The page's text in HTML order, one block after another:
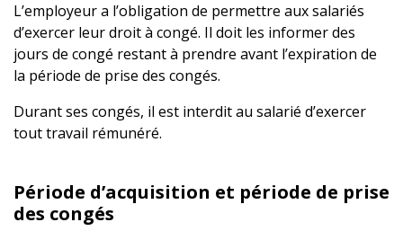
L’employeur a l’obligation de permettre aux salariés
d’exercer leur droit à congé. Il doit les informer des
jours de congé restant à prendre avant l’expiration de
la période de prise des congés.
Durant ses congés, il est interdit au salarié d’exercer
tout travail rémunéré.
Période d’acquisition et période de prise
des congés